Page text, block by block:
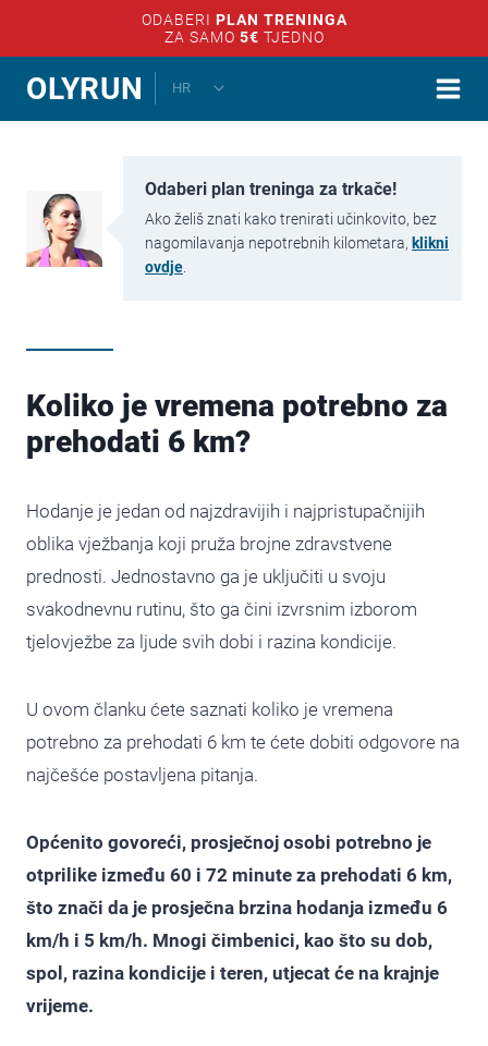
ODABERI PLAN TRENINGA
ZA SAMO 5€ TJEDNO
OLYRUN HR
CHILD
MENU
Odaberi plan treninga za trkače!
Ako želiš znati kako trenirati učinkovito, bez
nagomilavanja nepotrebnih kilometara, klikni
ovdje
Koliko je vremena potrebno za
prehodati 6 km?
Hodanje je jedan od najzdravijih i najpristupačnijih
oblika vježbanja koji pruža brojne zdravstvene
prednosti. Jednostavno ga je uključiti u svoju
svakodnevnu rutinu, što ga čini izvrsnim izborom
tjelovježbe za ljude svih dobi i razina kondicije.
U ovom članku ćete saznati koliko je vremena
potrebno za prehodati 6 km te ćete dobiti odgovore na
najčešće postavljena pitanja.
Općenito govoreći, prosječnoj osobi potrebno je
otprilike između 60 i 72 minute za prehodati 6 km,
što znači da je prosječna brzina hodanja između 6
km/h i 5 km/h. Mnogi čimbenici, kao što su dob,
spol, razina kondicije i teren, utjecat će na krajnje
vrijeme.